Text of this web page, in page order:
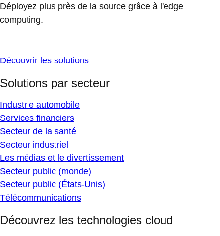
Déployez plus près de la source grâce à l'edge
computing.
Découvrir les solutions
Solutions par secteur
Industrie automobile
Services financiers
Secteur de la santé
Secteur industriel
Les médias et le divertissement
Secteur public (monde)
Secteur public (États-Unis)
Télécommunications
Découvrez les technologies cloud